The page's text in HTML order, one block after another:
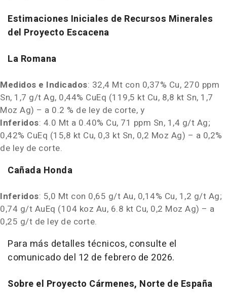
Estimaciones Iniciales de Recursos Minerales
del Proyecto Escacena
La Romana
Medidos e Indicados: 32,4 Mt con 0,37% Cu, 270 ppm
Sn, 1,7 g/t Ag, 0,44% CuEq (119,5 kt Cu, 8,8 kt Sn, 1,7
Moz Ag) – a 0.2 % de ley de corte, y
Inferidos: 4.0 Mt a 0.40% Cu, 71 ppm Sn, 1,4 g/t Ag;
0,42% CuEq (15,8 kt Cu, 0,3 kt Sn, 0,2 Moz Ag) – a 0,2%
de ley de corte.
Cañada Honda
Inferidos: 5,0 Mt con 0,65 g/t Au, 0,14% Cu, 1,2 g/t Ag;
0,74 g/t AuEq (104 koz Au, 6.8 kt Cu, 0,2 Moz Ag) – a
0,25 g/t de ley de corte.
Para más detalles técnicos, consulte el
comunicado del 12 de febrero de 2026.
Sobre el Proyecto Cármenes, Norte de España